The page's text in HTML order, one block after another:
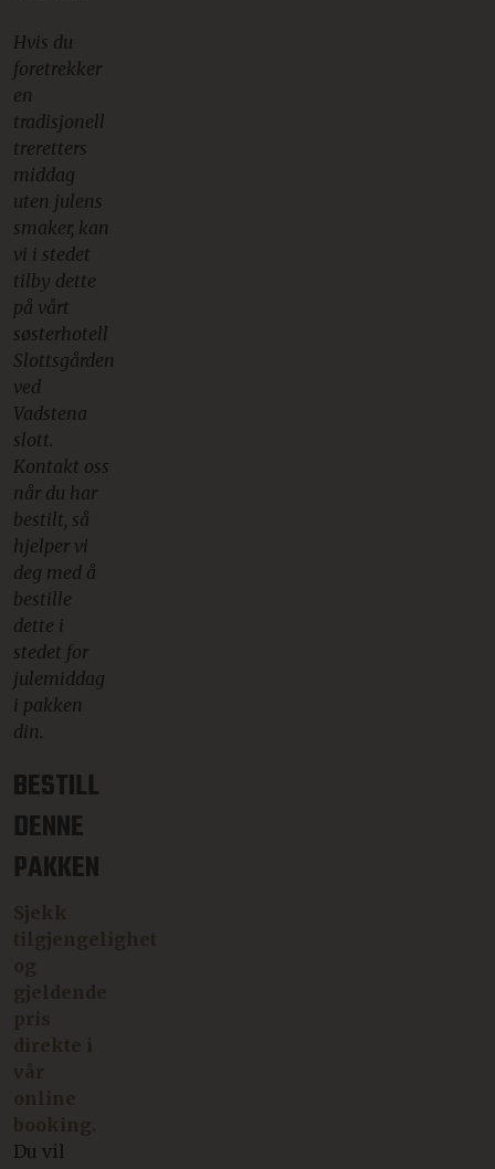
Hvis du
foretrekker
en
tradisjonell
treretters
middag
uten julens
smaker, kan
vi i stedet
tilby dette
på vårt
søsterhotell
Slottsgården
ved
Vadstena
slott.
Kontakt oss
når du har
bestilt, så
hjelper vi
deg med å
bestille
dette i
stedet for
julemiddag
i pakken
din.
BESTILL
DENNE
PAKKEN
Sjekk
tilgjengelighet
og
gjeldende
pris
direkte i
vår
online
booking.
Du vil